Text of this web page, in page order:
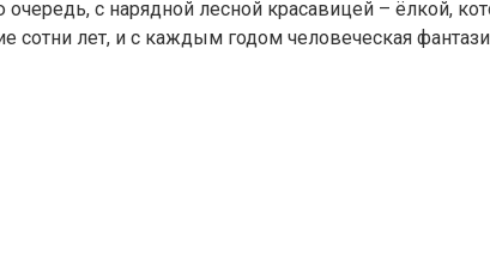
с нарядной лесной красавицей – ёлкой,
сотни лет, и с каждым годом человеческая